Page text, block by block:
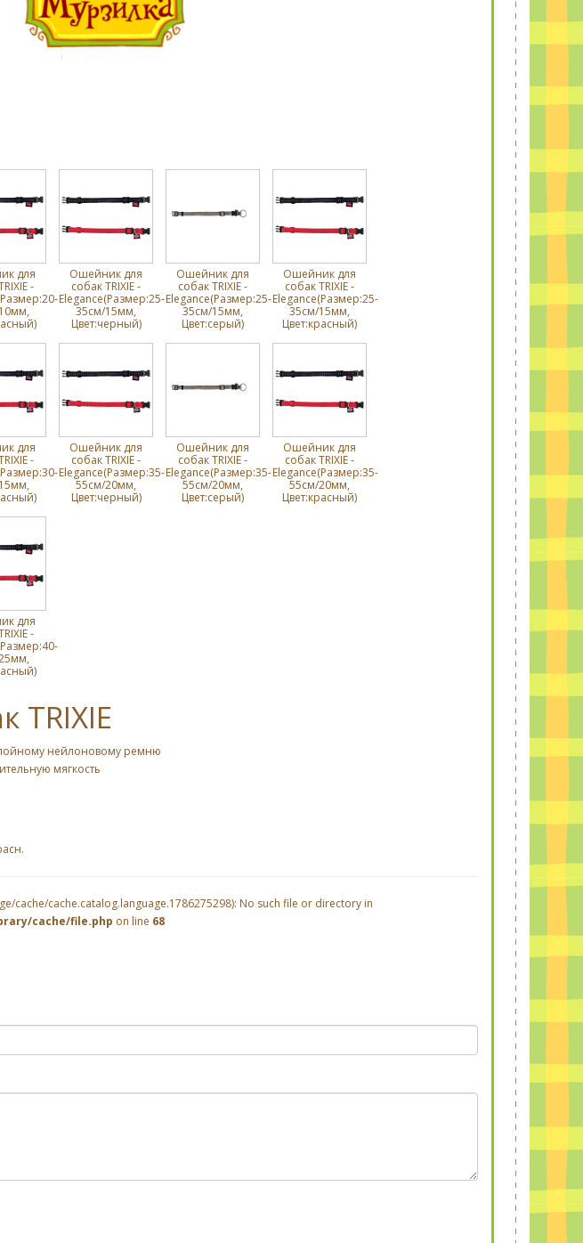
для
-
Ошейник для
собак TRIXIE -
Elegance(Размер:25-
35cм/15мм,
Цвет:черный)
Ошейник для
собак TRIXIE -
Elegance(Размер:25-
35cм/15мм,
Цвет:серый)
Ошейник для
собак TRIXIE -
Elegance(Размер:25-
35cм/15мм,
Цвет:красный)
для
-
Ошейник для
собак TRIXIE -
Elegance(Размер:35-
55cм/20мм,
Цвет:черный)
Ошейник для
собак TRIXIE -
Elegance(Размер:35-
55cм/20мм,
Цвет:серый)
Ошейник для
собак TRIXIE -
Elegance(Размер:35-
55cм/20мм,
Цвет:красный)
для
-
TRIXIE
нейлоновому ремню
мягкость
cache/cache.catalog.language.1786275298): No such file or directory in
cache/file.php on line 68